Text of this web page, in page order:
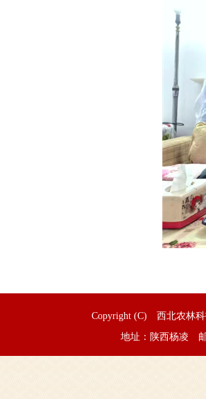
Copyright (C) 西北农林
地址：陕西杨凌